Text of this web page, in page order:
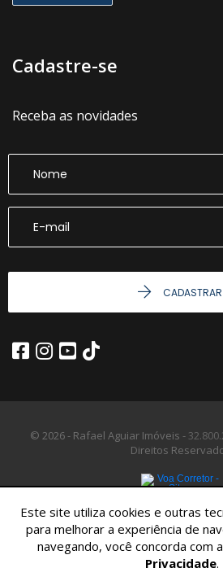
Cadastre-se
Receba as novidades
CADASTRAR
© 2026 - Rafael Aguiar Imóveis -
Direitos
Este site utiliza cookies e outras
para melhorar a experiência de
navegando, você concorda com
Privacidade.